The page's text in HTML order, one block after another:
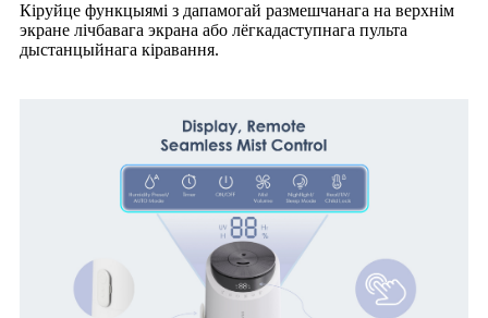
Кіруйце функцыямі з дапамогай размешчанага на верхнім
экране лічбавага экрана або лёгкадаступнага пульта
дыстанцыйнага кіравання.